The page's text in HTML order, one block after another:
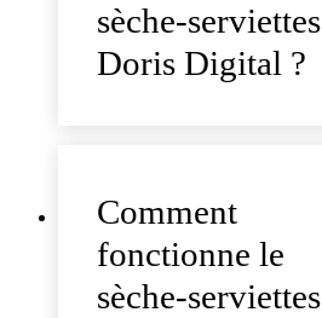
sèche-serviettes
Doris Digital ?
Comment
fonctionne le
sèche-serviettes